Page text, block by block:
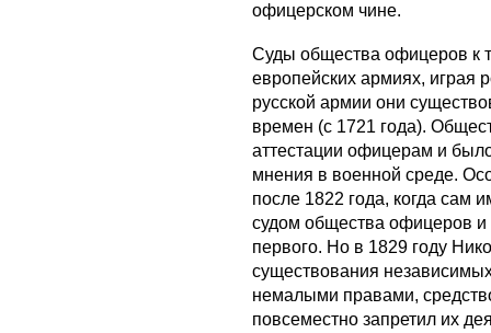
офицерском чине.
Суды общества офицеров к
европейских армиях, играя
русской армии они
времен (с 1721 года).
аттестации офицерам и
мнения в военной среде.
после 1822 года, когда сам
судом общества офицеров и
первого. Но в 1829 году
существования
немалыми правами,
повсеместно запретил их